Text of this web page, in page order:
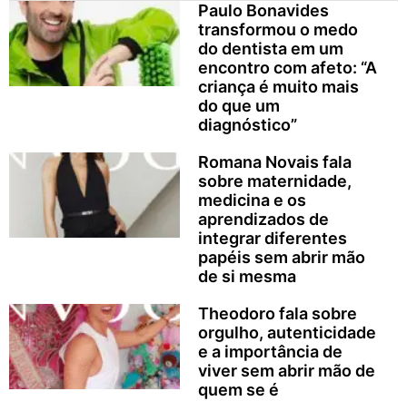
Paulo Bonavides
transformou o medo
do dentista em um
encontro com afeto: “A
criança é muito mais
do que um
diagnóstico”
Romana Novais fala
sobre maternidade,
medicina e os
aprendizados de
integrar diferentes
papéis sem abrir mão
de si mesma
Theodoro fala sobre
orgulho, autenticidade
e a importância de
viver sem abrir mão de
quem se é